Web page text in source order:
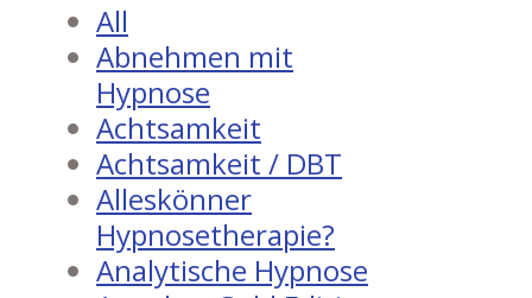
All
Abnehmen mit
Hypnose
Achtsamkeit
Achtsamkeit / DBT
Alleskönner
Hypnosetherapie?
Analytische Hypnose